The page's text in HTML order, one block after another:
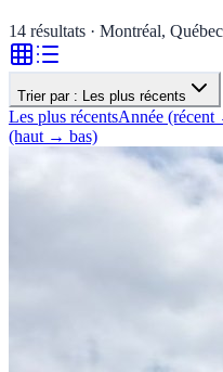
14 résultats · Montréal, Québec
Trier par : Les plus récents
Les plus récentsAnnée
(haut → bas)